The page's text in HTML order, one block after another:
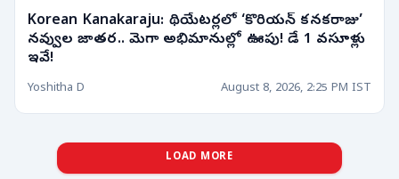
Korean Kanakaraju: థియేటర్లలో ‘కొరియన్ కనకరాజు’
నవ్వుల జాతర.. మెగా అభిమానుల్లో ఊపు! డే 1 వసూళ్లు
ఇవే!
Yoshitha D August 8, 2026, 2:25 PM IST
LOAD MORE